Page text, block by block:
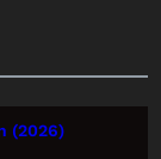
(2026)